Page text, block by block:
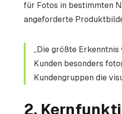
für Fotos in bestimmten
angeforderte
„Die größte
Kunden besonders
Kundengruppen die
2.